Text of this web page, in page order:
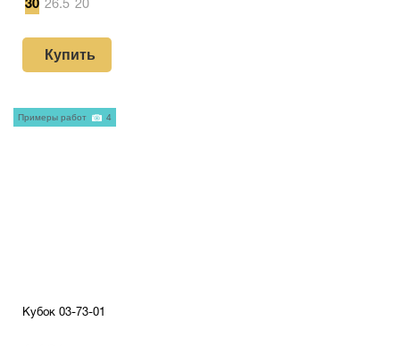
30 26.5 20
Купить
Кубок 03-73-01
Примеры работ 4